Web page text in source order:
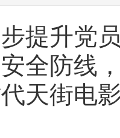
升党员
全防线
天街电